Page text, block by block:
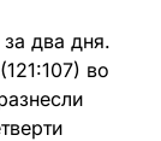
два дня.
во